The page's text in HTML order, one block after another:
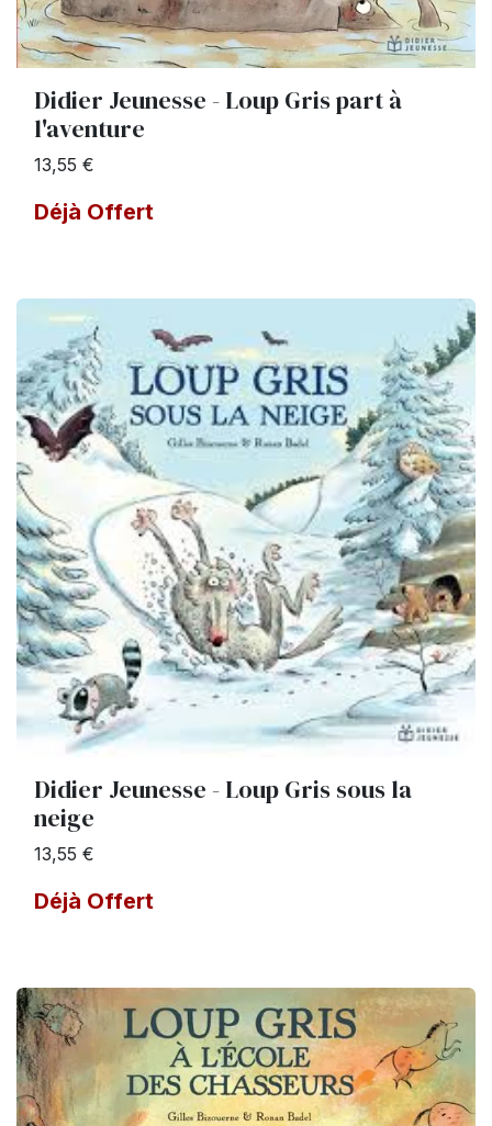
Didier Jeunesse - Loup Gris part à
l'aventure
13,55 €
Déjà Offert
Didier Jeunesse - Loup Gris sous la
neige
13,55 €
Déjà Offert